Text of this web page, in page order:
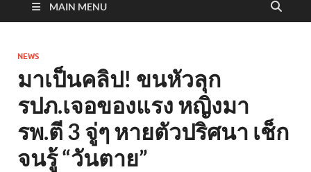
MAIN MENU
NEWS
มาเป็นคลิป! ขนหัวลุก
รปภ.เจอของแรง หญิงมา
รพ.ตี 3 จู่ๆ หายตัวปริศนา เช็ก
จนรู้ “วันตาย”